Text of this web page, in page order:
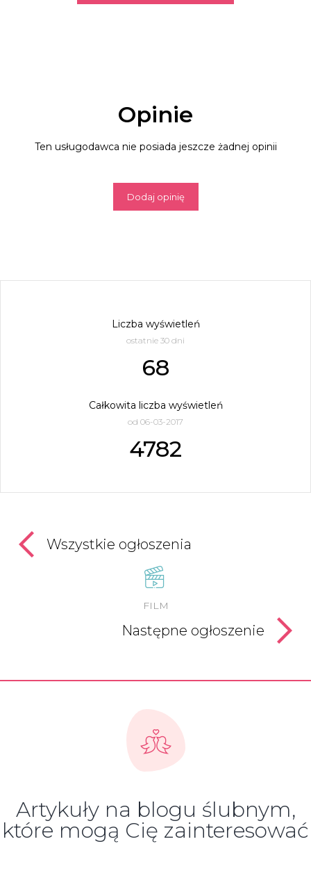
Opinie
Ten usługodawca nie posiada jeszcze żadnej opinii
Dodaj opinię
Liczba wyświetleń
ostatnie 30 dni
68
Całkowita liczba wyświetleń
od 06-03-2017
4782
Wszystkie ogłoszenia
FILM
Następne ogłoszenie
Artykuły na blogu ślubnym,
które mogą Cię zainteresować